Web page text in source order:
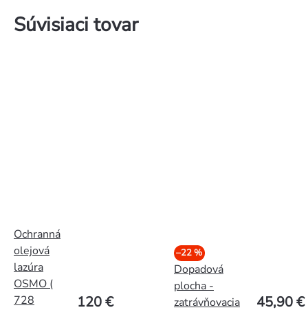
Súvisiaci tovar
Ochranná
olejová
lazúra
OSMO (
728
120 €
–22 %
Dopadová
plocha -
zatrávňovacia
45,90 €